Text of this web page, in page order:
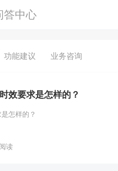
答中心
功能建议 业务咨询
效要求是怎样的？
怎样的？
读